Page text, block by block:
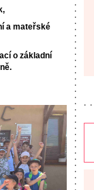
a mateřské
o základní